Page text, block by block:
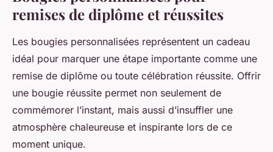
remises de diplôme et réussites
Les bougies personnalisées représentent un cadeau
idéal pour marquer une étape importante comme une
remise de diplôme ou toute célébration réussite. Offrir
une bougie réussite permet non seulement de
commémorer l’instant, mais aussi d’insuffler une
atmosphère chaleureuse et inspirante lors de ce
moment unique.